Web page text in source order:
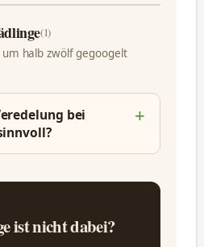
(1)
halb zwölf gegoogelt
bei
ist nicht dabei?